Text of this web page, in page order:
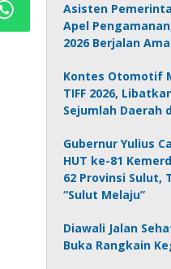
Asisten
Apel
2026 Berjalan
Kontes Otomotif
TIFF 2026,
Sejumlah Daerah
Gubernur Yulius
HUT ke-81
62 Provinsi Sulut,
“Sulut Melaju”
Diawali Jalan
Buka Rangkain